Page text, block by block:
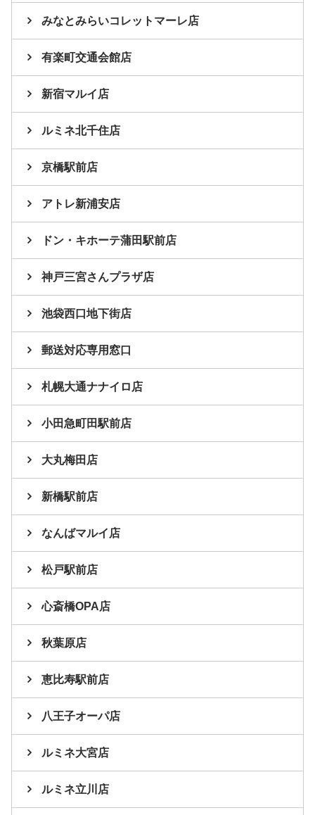
みなとみらいコレットマーレ店
有楽町交通会館店
新宿マルイ店
ルミネ北千住店
京橋駅前店
アトレ新浦安店
ドン・キホーテ蒲田駅前店
神戸三宮さんプラザ店
池袋西口地下街店
郵送対応専用窓口
札幌大通ナナイロ店
小田急町田駅前店
大丸梅田店
新橋駅前店
なんばマルイ店
松戸駅前店
心斎橋OPA店
秋葉原店
恵比寿駅前店
八王子オーパ店
ルミネ大宮店
ルミネ立川店